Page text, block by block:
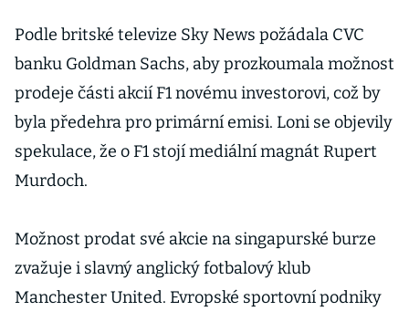
Podle britské televize Sky News požádala CVC
banku Goldman Sachs, aby prozkoumala možnost
prodeje části akcií F1 novému investorovi, což by
byla předehra pro primární emisi. Loni se objevily
spekulace, že o F1 stojí mediální magnát Rupert
Murdoch.
Možnost prodat své akcie na singapurské burze
zvažuje i slavný anglický fotbalový klub
Manchester United. Evropské sportovní podniky